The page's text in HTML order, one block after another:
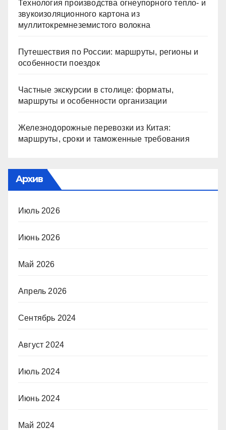
Технология производства огнеупорного тепло- и
звукоизоляционного картона из
муллитокремнеземистого волокна
Путешествия по России: маршруты, регионы и
особенности поездок
Частные экскурсии в столице: форматы,
маршруты и особенности организации
Железнодорожные перевозки из Китая:
маршруты, сроки и таможенные требования
Архив
Июль 2026
Июнь 2026
Май 2026
Апрель 2026
Сентябрь 2024
Август 2024
Июль 2024
Июнь 2024
Май 2024